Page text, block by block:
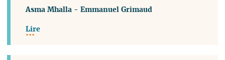
Asma Mhalla -Emmanuel Grimaud
Lire